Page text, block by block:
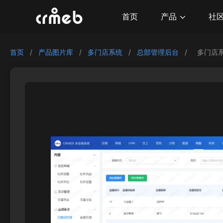
首页 产品 社
首页 / 产品图片库 / 多门店系统 / 总部管理后台 / 多门店